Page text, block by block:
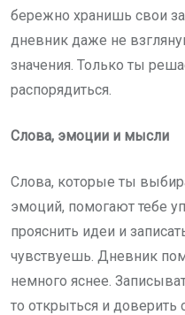
бережно хранишь свои
дневник даже не
значения. Только ты
распорядиться.
Слова, эмоции и мысли
Слова, которые ты
эмоций, помогают тебе
прояснить идеи и
чувствуешь. Дневник
немного яснее.
то открыться и доверить